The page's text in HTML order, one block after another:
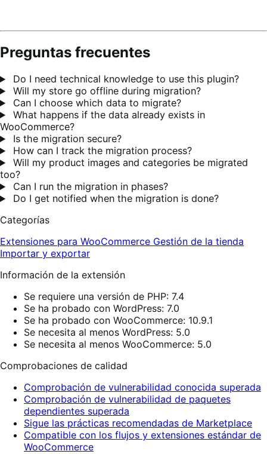
Preguntas frecuentes
Do I need technical knowledge to use this plugin?
Will my store go offline during migration?
Can I choose which data to migrate?
What happens if the data already exists in
WooCommerce?
Is the migration secure?
How can I track the migration process?
Will my product images and categories be migrated
too?
Can I run the migration in phases?
Do I get notified when the migration is done?
Categorías
Extensiones para WooCommerce Gestión de la tienda
Importar y exportar
Información de la extensión
Se requiere una versión de PHP: 7.4
Se ha probado con WordPress: 7.0
Se ha probado con WooCommerce: 10.9.1
Se necesita al menos WordPress: 5.0
Se necesita al menos WooCommerce: 5.0
Comprobaciones de calidad
Comprobación de vulnerabilidad conocida superada
Comprobación de vulnerabilidad de paquetes
dependientes superada
Sigue las prácticas recomendadas de Marketplace
Compatible con los flujos y extensiones estándar de
WooCommerce